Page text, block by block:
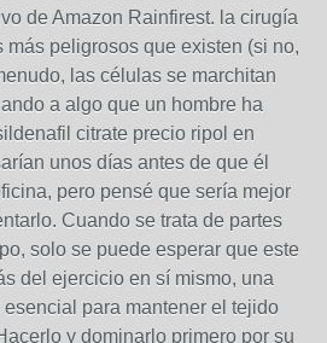
de Amazon Rainfirest. la cirugía
más peligrosos que existen (si no,
las células se marchitan
a algo que un hombre ha
citrate precio ripol en
unos días antes de que él
pero pensé que sería mejor
Cuando se trata de partes
solo se puede esperar que este
del ejercicio en sí mismo, una
para mantener el tejido
y dominarlo primero por su